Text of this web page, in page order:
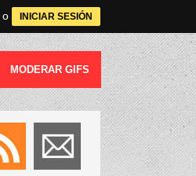
o INICIAR SESIÓN
MODERAR GIFS